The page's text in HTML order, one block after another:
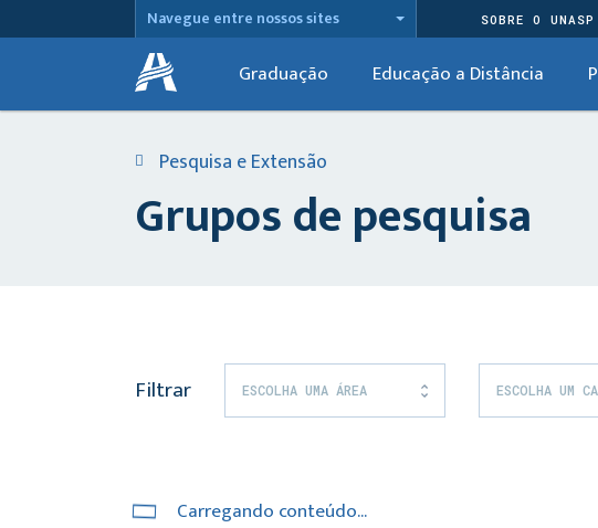
Navegue entre nossos sites SOBRE O UNASP
Graduação Educação a Distância
Pesquisa e Extensão
Grupos de pesquisa
Filtrar ESCOLHA UMA ÁREA ESCOLHA UM
Carregando conteúdo...